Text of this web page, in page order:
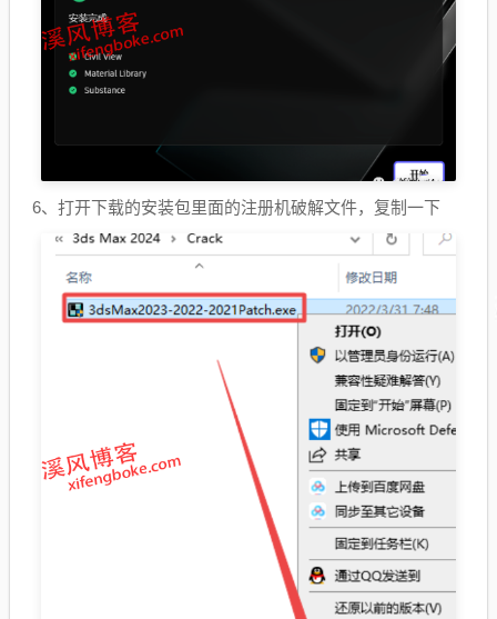
6、打开下载的安装包里面的注册机破解文件，复制一下